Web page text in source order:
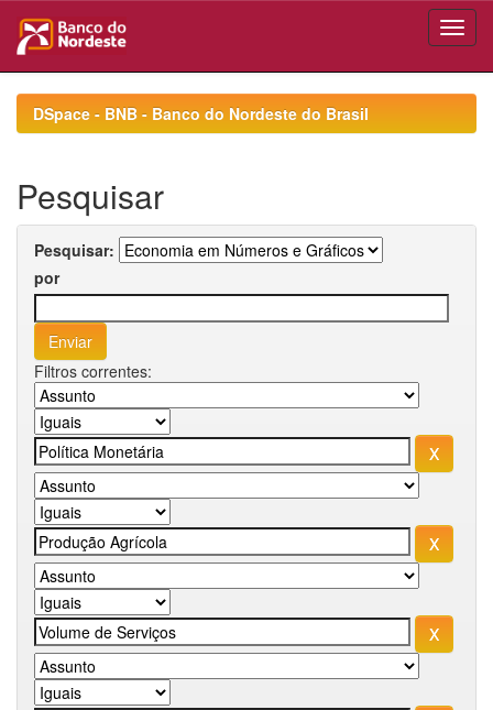
navigationDSpace - BNB - Banco do Nordeste do Brasil
Pesquisar
Pesquisar:
por
Filtros correntes: